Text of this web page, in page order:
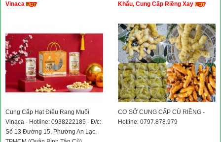
Vinaca
Cung Cấp Hạt Điều Rang Muối
Vinaca - Hotline: 0938222185 - Đ/c:
Số 13 Đường 15, Phường An Lạc,
Khẩu, Cung Cấp Riềng Xay
CƠ SỞ CUNG CẤP CỦ RIỀNG -
Hotline: 0797.878.979